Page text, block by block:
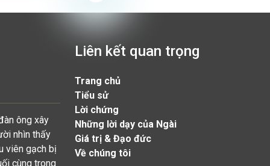
ông xây
nhìn thấy
viên gạch bị
cùng trong
Liên kết quan trọng
Trang chủ
Tiểu sử
Lời chứng
Những lời dạy của Ngài
Giá trị & Đạo đức
Về chúng tôi